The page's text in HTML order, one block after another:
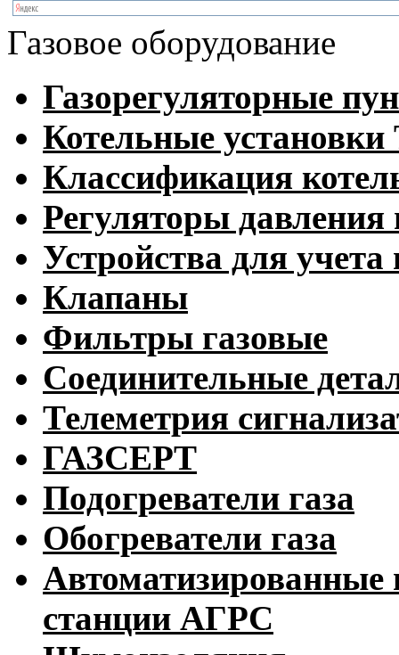
Газовое оборудование
Газорегуляторные
Котельные
Классификация
Регуляторы давления
Устройства для учета
Клапаны
Фильтры газовые
Соединительные
Телеметрия
ГАЗСЕРТ
Подогреватели газа
Обогреватели газа
Автоматизированные
станции АГРС